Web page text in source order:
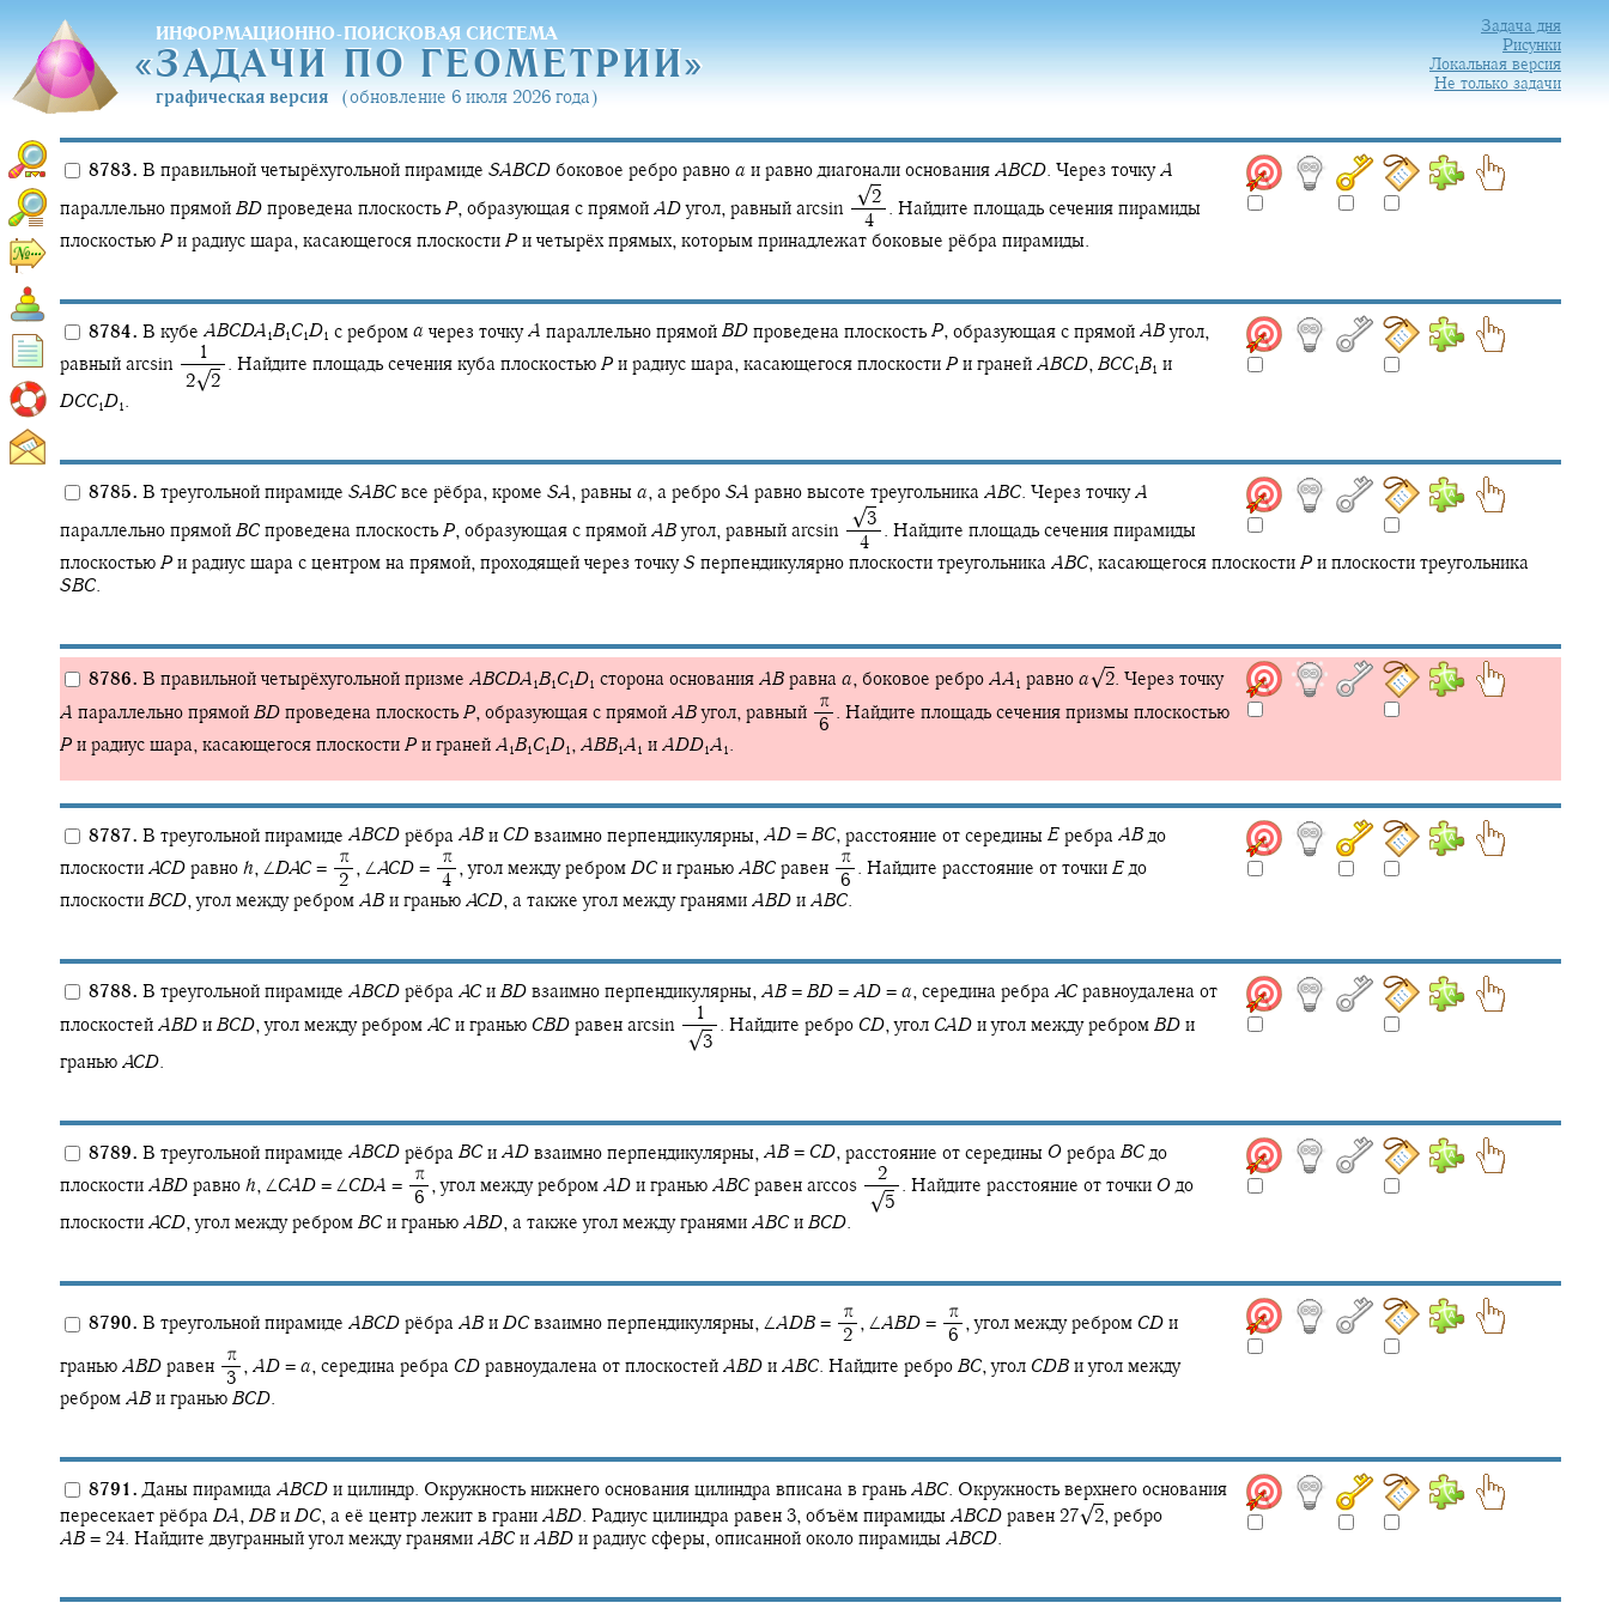
ИНФОРМАЦИОННО-ПОИСКОВАЯ СИСТЕМА
«ЗАДАЧИ ПО ГЕОМЕТРИИ»
«ЗАДАЧИ ПО ГЕОМЕТРИИ»
графическая версия (обновление 6 июля 2026 года)
Задача дня
Рисунки
Локальная версия
Не только задачи
8783. В правильной четырёхугольной пирамиде SABCD боковое ребро равно a и равно диагонали основания ABCD. Через точкуA
параллельно прямой BD проведена плоскость P, образующая с прямой ADугол, равный arcsin ‍
√2
‍ 4
. Найдите площадь сечения пирамиды
плоскостью P и радиус шара, касающегося плоскости P и четырёх прямых, которым принадлежат боковые рёбра пирамиды.
8784. В кубе ABCDA 1B1 C1D1 с ребром a через точкуA параллельно прямой BD проведена плоскость P, образующая с прямой ABугол,
равный arcsin ‍
‍ 1
‍ 2‍√2
. Найдите площадь сечения куба плоскостью P и радиус шара, касающегося плоскости P и граней ABCD, BCC1B1 и
DCC1D1 .
8785. В треугольной пирамиде SABC все рёбра, кроме SA, равны a, а ребро SA равно высоте треугольника ABC. Через точкуA
параллельно прямой BC проведена плоскость P, образующая с прямой ABугол, равный arcsin ‍
√3
‍ 4
. Найдите площадь сечения пирамиды
плоскостью P и радиус шара с центром на прямой, проходящей через точкуS перпендикулярно плоскости треугольника ABC, касающегося плоскости P и плоскости треугольника
SBC.
8786. В правильной четырёхугольной призме ABCDA 1B1 C1D1 сторона основания AB равна a, боковое ребро AA 1 равно a√2. Через точку
A параллельно прямой BD проведена плоскость P, образующая с прямой ABугол, равный
‍ π
‍ 6
. Найдите площадь сечения призмы плоскостью
P и радиус шара, касающегося плоскости P и граней A 1B1 C1D1 , ABB1A 1 и ADD1A 1 .
8787. В треугольной пирамиде ABCD рёбра AB и CD взаимно перпендикулярны, AD = BC, расстояние от середины E ребра ABдо
плоскости ACD равно h, ∠DAC = ‍
‍ π
‍ 2
, ∠ACD = ‍
‍ π
‍ 4
,угол между ребром DC и гранью ABC равен
‍ π
‍ 6
. Найдите расстояние от точки Eдо
плоскости BCD,угол между ребром AB и гранью ACD, а также угол между гранями ABD и ABC.
8788. В треугольной пирамиде ABCD рёбра AC и BD взаимно перпендикулярны, AB = BD = AD = a, середина ребра AC равноудалена от
плоскостей ABD и BCD,угол между ребром AC и гранью CBD равен arcsin ‍
‍ 1
√3
. Найдите ребро CD,угол CAD и угол между ребром BD и
гранью ACD.
8789. В треугольной пирамиде ABCD рёбра BC и AD взаимно перпендикулярны, AB = CD, расстояние от середины O ребра BCдо
плоскости ABD равно h, ∠CAD = ∠CDA = ‍
‍ π
‍ 6
,угол между ребром AD и гранью ABC равен arccos ‍
‍ 2
√5
. Найдите расстояние от точки Oдо
плоскости ACD,угол между ребром BC и гранью ABD, а также угол между гранями ABC и BCD.
8790. В треугольной пирамиде ABCD рёбра AB и DC взаимно перпендикулярны, ∠ADB = ‍
‍ π
‍ 2
, ∠ABD = ‍
‍ π
‍ 6
,угол между ребром CD и
гранью ABD равен
‍ π
‍ 3
, AD = a, середина ребра CD равноудалена от плоскостей ABD и ABC. Найдите ребро BC,угол CDB и угол между
ребром AB и гранью BCD.
8791. Даны пирамида ABCD и цилиндр. Окружность нижнего основания цилиндра вписана в грань ABC. Окружность верхнего основания
пересекает рёбра DA, DB и DC, а её центр лежит в грани ABD. Радиус цилиндра равен 3, объём пирамиды ABCD равен 27‍√2, ребро
AB = 24. Найдите двугранный угол между гранями ABC и ABD и радиус сферы, описанной около пирамиды ABCD.